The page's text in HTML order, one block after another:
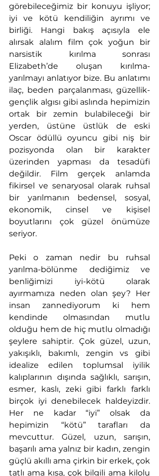
görebileceğimiz bir konuyu işliyor;
iyi ve kötü kendiliğin ayrımı ve
birliği. Hangi bakış açısıyla ele
alırsak alalım film çok yoğun bir
narsistik kırılma sonrası
Elizabeth’de oluşan kırılma-
yarılmayı anlatıyor bize. Bu anlatımı
ilaç, beden parçalanması, güzellik-
gençlik algısı gibi aslında hepimizin
ortak bir zemin bulabileceği bir
yerden, üstüne üstlük de eski
Oscar ödüllü oyuncu gibi niş bir
pozisyonda olan bir karakter
üzerinden yapması da tesadüfi
değildir. Film gerçek anlamda
fikirsel ve senaryosal olarak ruhsal
bir yarılmanın bedensel, sosyal,
ekonomik, cinsel ve kişisel
boyutlarını çok güzel önümüze
seriyor.
Peki o zaman nedir bu ruhsal
yarılma-bölünme dediğimiz ve
benliğimizi iyi-kötü olarak
ayırmamıza neden olan şey? Her
insan zannediyorum ki hem
kendinde olmasından mutlu
olduğu hem de hiç mutlu olmadığı
şeylere sahiptir. Çok güzel, uzun,
yakışıklı, bakımlı, zengin vs gibi
idealize edilen toplumsal iyilik
kalıplarının dışında sağlıklı, sarışın,
esmer, kaslı, zeki gibi farklı farklı
birçok iyi denebilecek haldeyizdir.
Her ne kadar “iyi” olsak da
hepimizin “kötü” tarafları da
mevcuttur. Güzel, uzun, sarışın,
başarılı ama yalnız bir kadın, zengin
güçlü akıllı ama çirkin bir erkek, çok
tatlı ama kısa, çok bilgili ama kilolu